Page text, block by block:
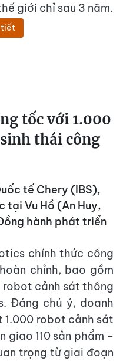
giới chỉ sau 3 năm.
tiết
tốc với 1.000
thái công
tế Chery (IBS),
tại Vu Hồ (An Huy,
hành phát triển
chính thức công
chỉnh, bao gồm
robot cảnh sát thông
Đáng chú ý, doanh
1.000 robot cảnh sát
giao 110 sản phẩm –
trọng từ giai đoạn